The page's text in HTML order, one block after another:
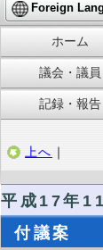
Foreign
ホーム
議会・議員
記録・報告
上へ ｜
平成17年
付議案